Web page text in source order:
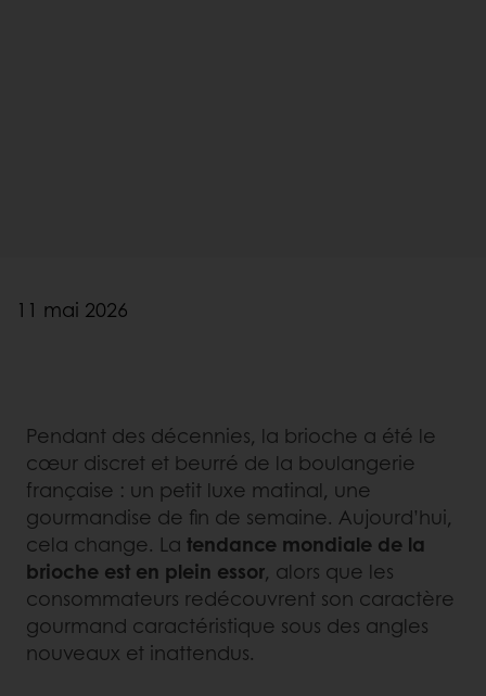
11 mai 2026
Pendant des décennies, la brioche a été le
cœur discret et beurré de la boulangerie
française : un petit luxe matinal, une
gourmandise de fin de semaine. Aujourd’hui,
cela change. La tendance mondiale de la
brioche est en plein essor, alors que les
consommateurs redécouvrent son caractère
gourmand caractéristique sous des angles
nouveaux et inattendus.